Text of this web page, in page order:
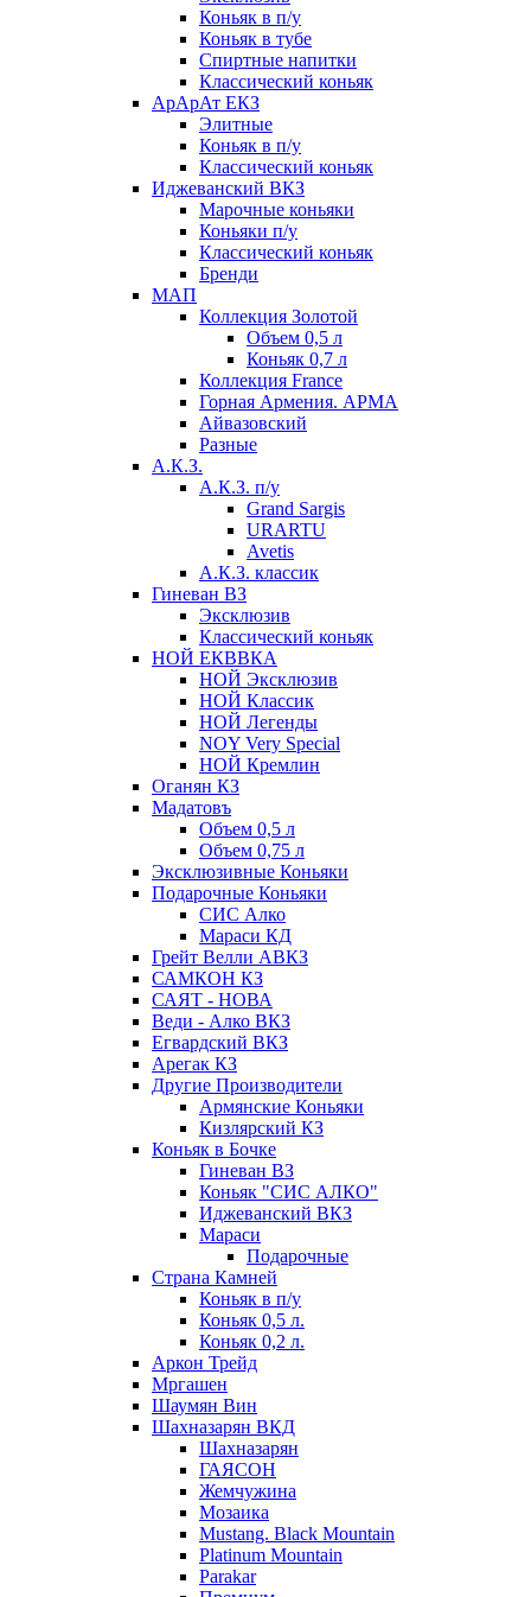
Коньяк в п/у
Коньяк в тубе
Спиртные напитки
Классический коньяк
АрАрАт ЕКЗ
Элитные
Коньяк в п/у
Классический коньяк
Иджеванский ВКЗ
Марочные коньяки
Коньяки п/у
Классический коньяк
Бренди
МАП
Коллекция Золотой
Объем 0,5 л
Коньяк 0,7 л
Коллекция France
Горная Армения. АРМА
Айвазовский
Разные
А.К.З.
А.К.З. п/у
Grand Sargis
URARTU
Avetis
А.К.З. классик
Гиневан ВЗ
Эксклюзив
Классический коньяк
НОЙ ЕКВВКА
НОЙ Эксклюзив
НОЙ Классик
НОЙ Легенды
NOY Very Speсial
НОЙ Кремлин
Оганян КЗ
Мадатовъ
Объем 0,5 л
Объем 0,75 л
Эксклюзивные Коньяки
Подарочные Коньяки
СИС Алко
Мараси КД
Грейт Велли АВКЗ
САМКОН КЗ
САЯТ - НОВА
Веди - Алко ВКЗ
Егвардский ВКЗ
Арегак КЗ
Другие Производители
Армянские Коньяки
Кизлярский КЗ
Коньяк в Бочке
Гиневан ВЗ
Коньяк "СИС АЛКО"
Иджеванский ВКЗ
Мараси
Подарочные
Страна Камней
Коньяк в п/у
Коньяк 0,5 л.
Коньяк 0,2 л.
Аркон Трейд
Мргашен
Шаумян Вин
Шахназарян ВКД
Шахназарян
ГАЯСОН
Жемчужина
Мозаика
Mustang. Black Mountain
Platinum Mountain
Parakar